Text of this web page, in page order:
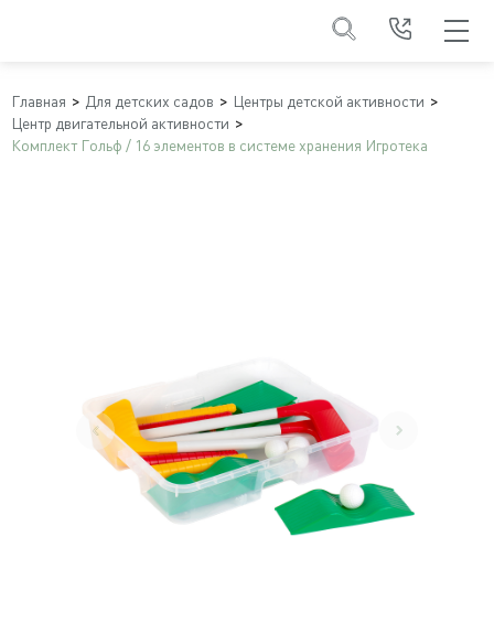
Главная Для детских садов
Центры детской активности
Центр двигательной активности
Комплект Гольф / 16 элементов в системе хранения Игротека